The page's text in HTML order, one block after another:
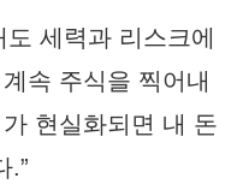
도 세력과 리스크에
속 주식을 찍어내
현실화되면 내 돈
.”